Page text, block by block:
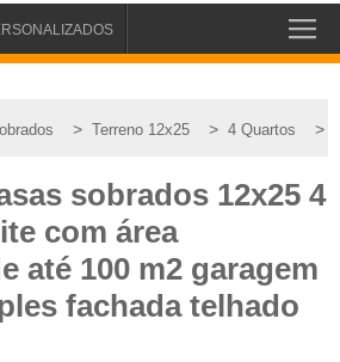
> Terreno 12x25 > 4 Quartos >
sobrados 12x25 4
com área
até 100 m2 garagem
fachada telhado